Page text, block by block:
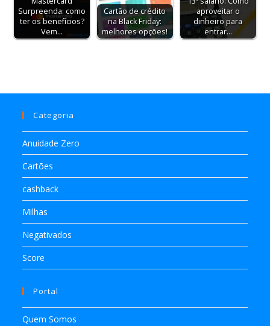
Surpreenda: como
ter os benefícios?
Vem…
Cartão de crédito
na Black Friday:
melhores opções!
aproveitar o
dinheiro para
entrar…
Categoria
Anuidade Zero
Cartões
cashback
Milhas
Negativados
Score
Portal
Quem Somos